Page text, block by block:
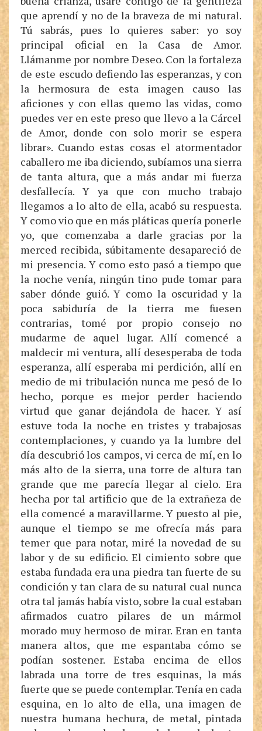
que aprendí y no de la braveza de mi natural.
Tú sabrás, pues lo quieres saber: yo soy
principal oficial en la Casa de Amor.
Llámanme por nombre Deseo. Con la fortaleza
de este escudo defiendo las esperanzas, y con
la hermosura de esta imagen causo las
aficiones y con ellas quemo las vidas, como
puedes ver en este preso que llevo a la Cárcel
de Amor, donde con solo morir se espera
librar». Cuando estas cosas el atormentador
caballero me iba diciendo, subíamos una sierra
de tanta altura, que a más andar mi fuerza
desfallecía. Y ya que con mucho trabajo
llegamos a lo alto de ella, acabó su respuesta.
Y como vio que en más pláticas quería ponerle
yo, que comenzaba a darle gracias por la
merced recibida, súbitamente desapareció de
mi presencia. Y como esto pasó a tiempo que
la noche venía, ningún tino pude tomar para
saber dónde guió. Y como la oscuridad y la
poca sabiduría de la tierra me fuesen
contrarias, tomé por propio consejo no
mudarme de aquel lugar. Allí comencé a
maldecir mi ventura, allí desesperaba de toda
esperanza, allí esperaba mi perdición, allí en
medio de mi tribulación nunca me pesó de lo
hecho, porque es mejor perder haciendo
virtud que ganar dejándola de hacer. Y así
estuve toda la noche en tristes y trabajosas
contemplaciones, y cuando ya la lumbre del
día descubrió los campos, vi cerca de mí, en lo
más alto de la sierra, una torre de altura tan
grande que me parecía llegar al cielo. Era
hecha por tal artificio que de la extrañeza de
ella comencé a maravillarme. Y puesto al pie,
aunque el tiempo se me ofrecía más para
temer que para notar, miré la novedad de su
labor y de su edificio. El cimiento sobre que
estaba fundada era una piedra tan fuerte de su
condición y tan clara de su natural cual nunca
otra tal jamás había visto, sobre la cual estaban
afirmados cuatro pilares de un mármol
morado muy hermoso de mirar. Eran en tanta
manera altos, que me espantaba cómo se
podían sostener. Estaba encima de ellos
labrada una torre de tres esquinas, la más
fuerte que se puede contemplar. Tenía en cada
esquina, en lo alto de ella, una imagen de
nuestra humana hechura, de metal, pintada